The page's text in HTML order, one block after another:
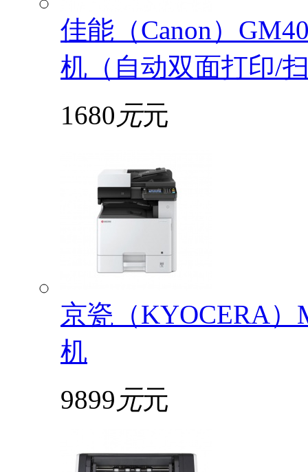
佳能（Canon）
机（自动双面打印/
1680 元元
京瓷（KYOCERA）
机
9899 元元